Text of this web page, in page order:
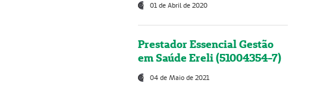
01 de Abril de 2020
Prestador Essencial Gestão
em Saúde Ereli (51004354-7)
04 de Maio de 2021